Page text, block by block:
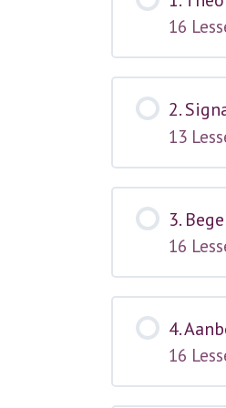
16
2.
13
3.
16
4.
16